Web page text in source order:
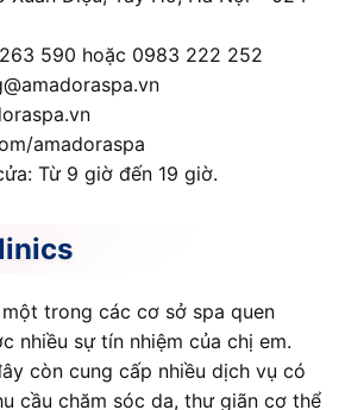
590 hoặc 0983 222 252
amadoraspa
Từ 9 giờ đến 19 giờ.
trong các cơ sở spa quen
nhiều sự tín nhiệm của chị em.
còn cung cấp nhiều dịch vụ có
cầu chăm sóc da, thư giãn cơ thể